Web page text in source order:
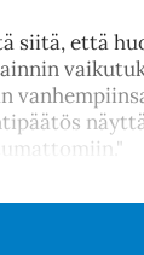
siitä, että